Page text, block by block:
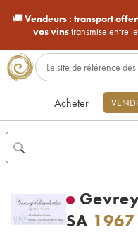
🚚Vendeurs : transport
vos vinstransmise entre
Acheter
SA 1967